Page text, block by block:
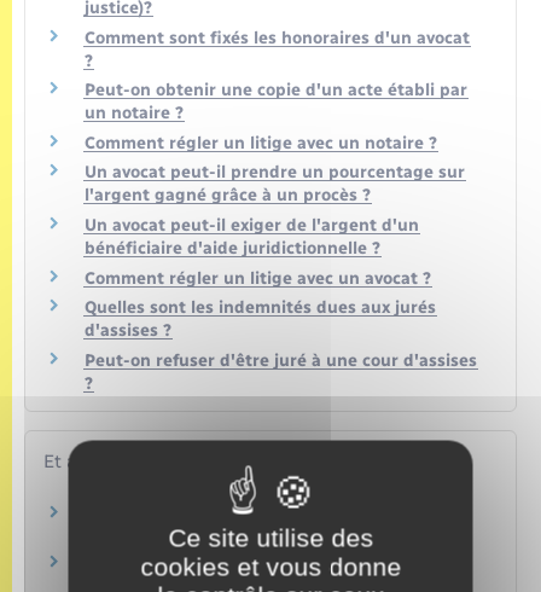
justice)?
Comment sont fixés les honoraires d'un avocat
?
Peut-on obtenir une copie d'un acte établi par
un notaire ?
Comment régler un litige avec un notaire ?
Un avocat peut-il prendre un pourcentage sur
l'argent gagné grâce à un procès ?
Un avocat peut-il exiger de l'argent d'un
bénéficiaire d'aide juridictionnelle ?
Comment régler un litige avec un avocat ?
Quelles sont les indemnités dues aux jurés
d'assises ?
Peut-on refuser d'être juré à une cour d'assises
?
Et aussi
Accès au droit et à la justice
Juridictions
Ce site utilise des
cookies et vous donne